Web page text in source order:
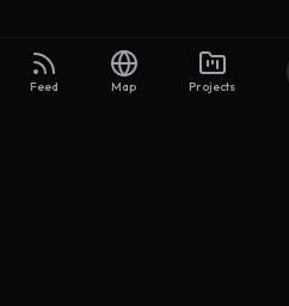
Feed Map Projects